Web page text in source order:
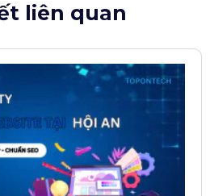
liên quan